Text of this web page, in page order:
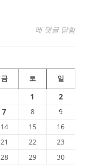
밴쿠버 특별한
에 댓글 닫힘
금 토 일
1 2
7 8
9
14 15
16
21 22
23
28 29
30